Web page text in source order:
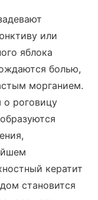
или
яблока
болью,
морганием.
роговицу
кератит
становится